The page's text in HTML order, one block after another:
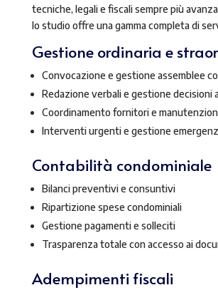
tecniche, legali e fiscali sempre più
lo studio offre una gamma completa di
Gestione ordinaria e
Convocazione e gestione assemblee
Redazione verbali e gestione decisioni
Coordinamento fornitori e
Interventi urgenti e gestione
Contabilità condominiale
Bilanci preventivi e consuntivi
Ripartizione spese condominiali
Gestione pagamenti e solleciti
Trasparenza totale con accesso ai
Adempimenti fiscali